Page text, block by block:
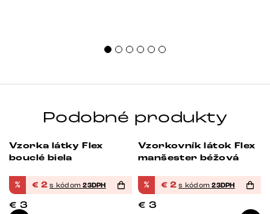
Podobné produkty
Vzorka látky Flex
bouclé biela
% € 2 s kódom23DPH
€ 3
-33%
Vzorkovník látok Flex
manšester béžová
% € 2 s kódom23DPH
€ 3